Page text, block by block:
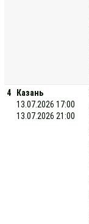
4
Казань
13.07.2026 17:00
13.07.2026 21:00